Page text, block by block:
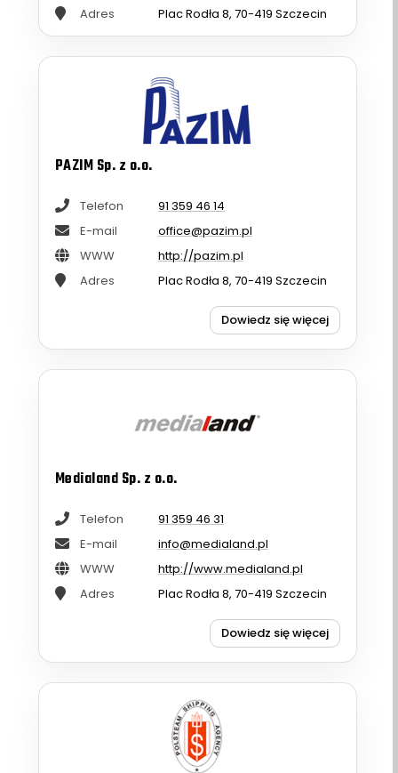
Adres Plac Rodła 8, 70-419 Szczecin
PAZIM Sp. z o.o.
Telefon
91 359 46 14
E-mail
office@pazim.pl
WWW
http://pazim.pl
Adres
Plac Rodła 8, 70-419 Szczecin
Dowiedz się więcej
Medialand Sp. z o.o.
Telefon
91 359 46 31
E-mail
info@medialand.pl
WWW
http://www.medialand.pl
Adres
Plac Rodła 8, 70-419 Szczecin
Dowiedz się więcej